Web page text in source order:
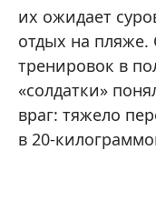
их ожидает
отдых на пляже.
тренировок в
«солдатки»
враг: тяжело
в 20-